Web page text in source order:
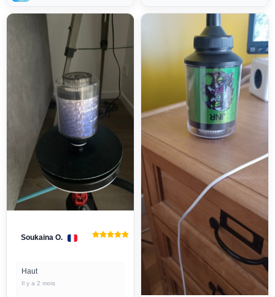
Soukaina O.
Haut
Il y a 2 mois